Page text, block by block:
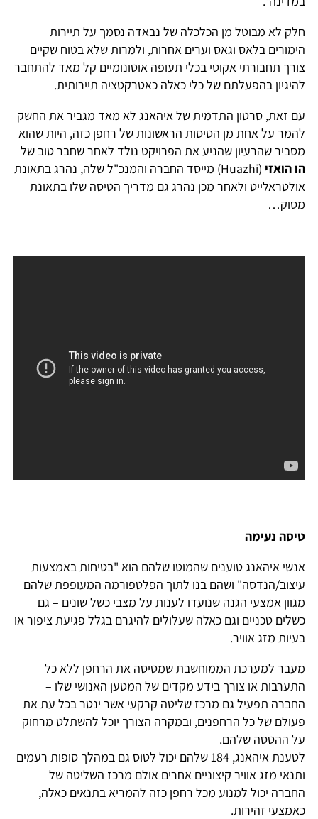
חלק לא מבוטל מן הכלכלה של נבאדה נסמך על תיירות
הימורים בלאס וגאס וערים אחרות, ולמרות שלא בטוח שקיים
צורך תחבורתי אקוטי בכלי תעופה אוטונומיים קל מאד להתחבר
להיגיון בהפעלתם של כלי כאלה כאטרקטציה תיירותית.
עם זאת, סרטון התדמית של איהאנג לא מאד מגביר את החשק
להמר על אחת מן הטיסות הראשונות של רחפן כזה, היות שהוא
מסביר שהרעיון שהניע את הפרויקט נולד לאחר שחבר טוב של
הו הואזי
(Huazhi) מייסד החברה והמנכ"ל שלה, נהרג בתאונת
אולטראלייט ולאחר מכן נהרג גם מדריך הטיסה שלו בתאונת
מסוק…
טיסה נעימה
אנשי איהאנג טוענים שהמוטו שלהם הוא "בטיחות באמצעות
עיצוב/הנדסה" ושהם בנו לתוך הפלטפורמה המעופפת שלהם
מגוון אמצעי הגנה שנועדו לענות על מצבי כשל שונים – גם
כשלים טכניים וגם כאלה שעלולים להיגרם בגלל פגיעת ציפור או
בעיות מזג אוויר.
מעבר למערכת הממוחשבת שמטיסה את הרחפן ללא כל
התערבות או צורך בידע מקדים של המטען האנושי שלו –
החברה תפעיל גם מרכז שליטה קרקעי אשר ינטר בכל עת את
פעולם של כל הרחפנים, ובמקרה הצורך יוכל להשתלט מרחוק
על ההטסה שלהם.
לטענת איהאנג, 184 שלהם יכול לטוס גם במהלך סופות רעמים
ותנאי מזג אוויר קיצוניים אחרים אולם מרכז השליטה של
החברה יכול למנוע מכל רחפן כזה להמריא בתנאים כאלה,
כאמצעי זהירות.